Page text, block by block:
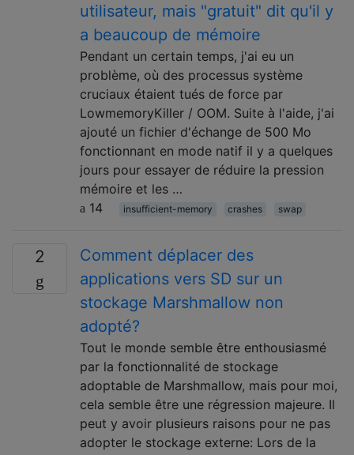
utilisateur, mais "gratuit" dit qu'il y
a beaucoup de mémoire
Pendant un certain temps, j'ai eu un
problème, où des processus système
cruciaux étaient tués de force par
LowmemoryKiller / OOM. Suite à l'aide, j'ai
ajouté un fichier d'échange de 500 Mo
fonctionnant en mode natif il y a quelques
jours pour essayer de réduire la pression
mémoire et les …
14
insufficient-memory crashes swap
2
Comment déplacer des
applications vers SD sur un
stockage Marshmallow non
adopté?
Tout le monde semble être enthousiasmé
par la fonctionnalité de stockage
adoptable de Marshmallow, mais pour moi,
cela semble être une régression majeure. Il
peut y avoir plusieurs raisons pour ne pas
adopter le stockage externe: Lors de la